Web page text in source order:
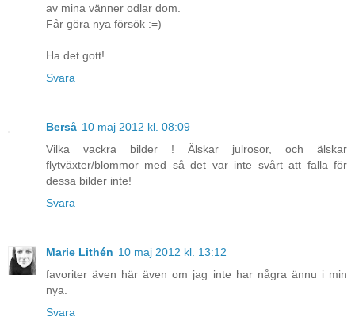
av mina vänner odlar dom.
Får göra nya försök :=)
Ha det gott!
Svara
Berså 10 maj 2012 kl. 08:09
Vilka vackra bilder ! Älskar julrosor, och älskar
flytväxter/blommor med så det var inte svårt att falla för
dessa bilder inte!
Svara
Marie Lithén 10 maj 2012 kl. 13:12
favoriter även här även om jag inte har några ännu i min
nya.
Svara